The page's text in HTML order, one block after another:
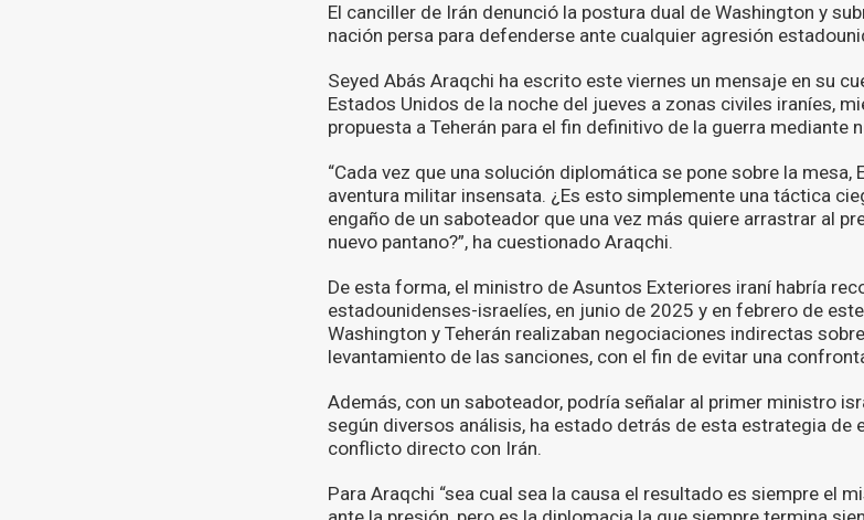
El canciller de Irán denunció la postura dual de Washington y
nación persa para defenderse ante cualquier agresión
Seyed Abás Araqchi ha escrito este viernes un mensaje en su
Estados Unidos de la noche del jueves a zonas civiles iraníes,
propuesta a Teherán para el fin definitivo de la guerra mediante
“Cada vez que una solución diplomática se pone sobre la mesa,
aventura militar insensata. ¿Es esto simplemente una táctica
engaño de un saboteador que una vez más quiere arrastrar al
nuevo pantano?”, ha cuestionado Araqchi.
De esta forma, el ministro de Asuntos Exteriores iraní habría
estadounidenses-israelíes, en junio de 2025 y en febrero de
Washington y Teherán realizaban negociaciones indirectas
levantamiento de las sanciones, con el fin de evitar una
Además, con un saboteador, podría señalar al primer ministro
según diversos análisis, ha estado detrás de esta estrategia de
conflicto directo con Irán.
Para Araqchi “sea cual sea la causa el resultado es siempre el